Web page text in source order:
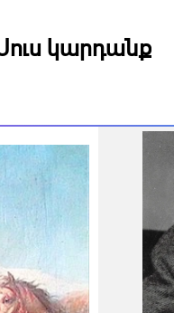
կարդանք